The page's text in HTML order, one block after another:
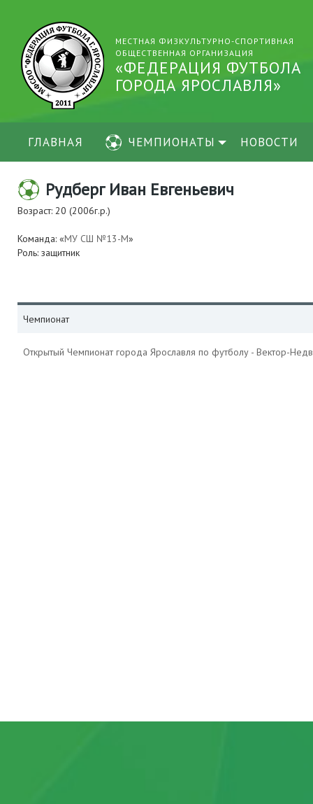
МЕСТНАЯ ФИЗКУЛЬТУРНО-СПОРТИВНАЯ
ОБЩЕСТВЕННАЯ ОРГАНИЗАЦИЯ
«ФЕДЕРАЦИЯ ФУТБОЛА
ГОРОДА ЯРОСЛАВЛЯ»
ГЛАВНАЯ ЧЕМПИОНАТЫ НОВОСТИ
Рудберг Иван Евгеньевич
Возраст: 20 (2006г.р.)
Команда: «МУ СШ №13-М»
Роль: защитник
Чемпионат
Открытый Чемпионат города Ярославля по футболу - Вектор-